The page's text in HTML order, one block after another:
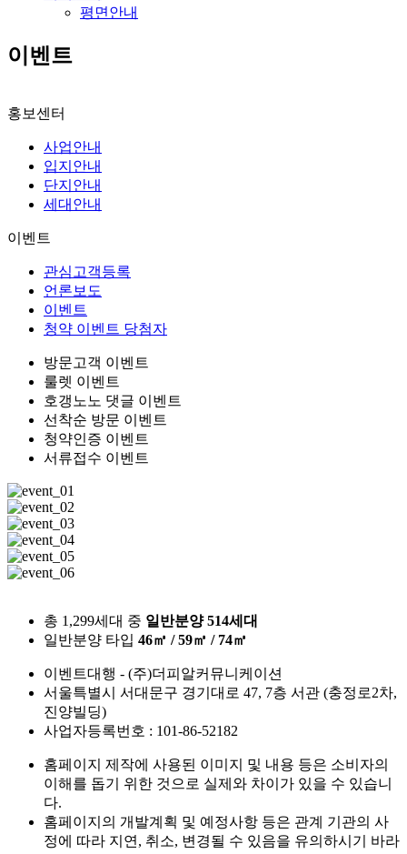
평면안내
이벤트
홍보센터
사업안내
입지안내
단지안내
세대안내
이벤트
관심고객등록
언론보도
이벤트
청약 이벤트 당첨자
방문고객 이벤트
룰렛 이벤트
호갱노노 댓글 이벤트
선착순 방문 이벤트
청약인증 이벤트
서류접수 이벤트
총 1,299세대 중 일반분양 514세대
일반분양 타입 46㎥ / 59㎥ / 74㎥
이벤트대행 - (주)더피알커뮤니케이션
서울특별시 서대문구 경기대로 47, 7층 서관 (충정로2차,
진양빌딩)
사업자등록번호 : 101-86-52182
홈페이지 제작에 사용된 이미지 및 내용 등은 소비자의
이해를 돕기 위한 것으로 실제와 차이가 있을 수 있습니
다.
홈페이지의 개발계획 및 예정사항 등은 관계 기관의 사
정에 따라 지연, 취소, 변경될 수 있음을 유의하시기 바라